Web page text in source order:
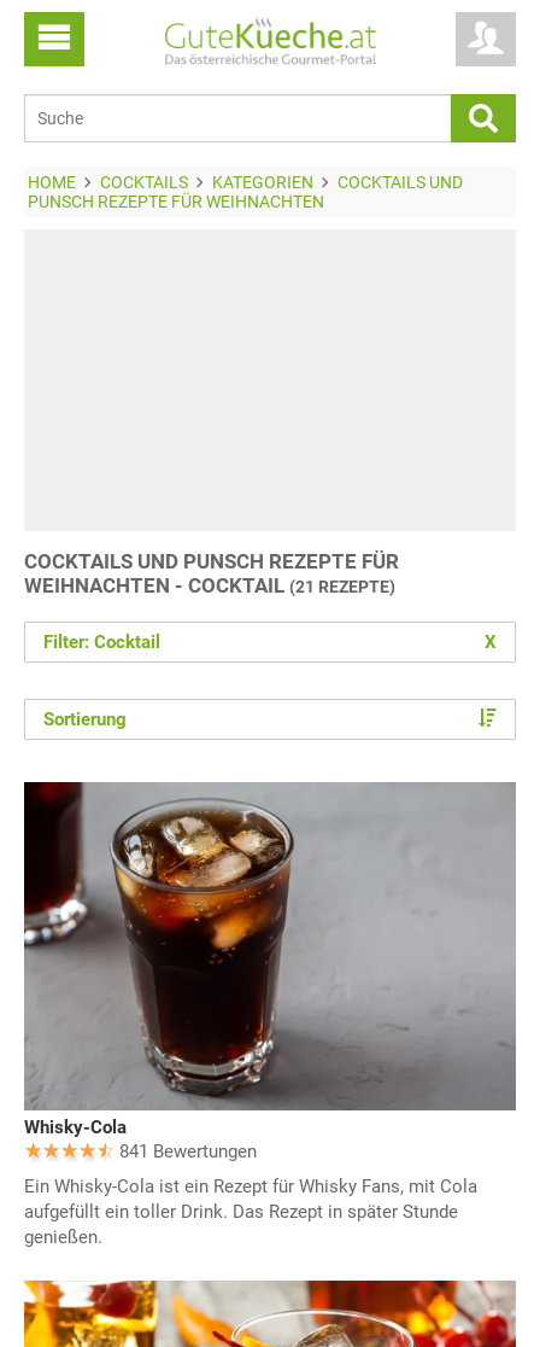
HOME COCKTAILS KATEGORIEN
COCKTAILS UND
PUNSCH REZEPTE FÜR WEIHNACHTEN
COCKTAILS UND PUNSCH REZEPTE FÜR
WEIHNACHTEN - COCKTAIL (21 REZEPTE)
Filter: Cocktail X
Sortierung
Whisky-Cola
841 Bewertungen
Ein Whisky-Cola ist ein Rezept für Whisky Fans, mit Cola
aufgefüllt ein toller Drink. Das Rezept in später Stunde
genießen.